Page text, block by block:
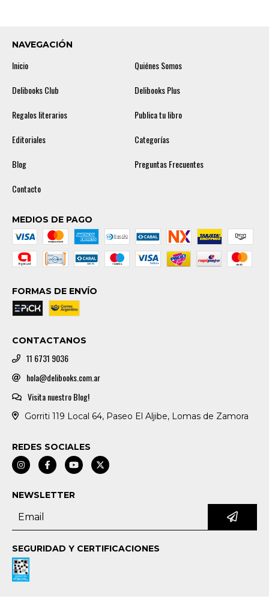
NAVEGACIÓN
Inicio
Quiénes Somos
Delibooks Club
Delibooks Plus
Regalos literarios
Publica tu libro
Editoriales
Categorías
Blog
Preguntas Frecuentes
Contacto
MEDIOS DE PAGO
FORMAS DE ENVÍO
CONTACTANOS
11 6731 9036
hola@delibooks.com.ar
Visita nuestro Blog!
Gorriti 119 Local 64, Paseo El Aljibe, Lomas de Zamora
REDES SOCIALES
NEWSLETTER
SEGURIDAD Y CERTIFICACIONES